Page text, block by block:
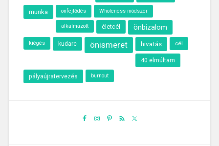
munka önfejlődés Wholeness módszer
alkalmazott életcél önbizalom
kiégés kudarc önismeret hivatás cél
40 elmúltam
pályaújratervezés burnout